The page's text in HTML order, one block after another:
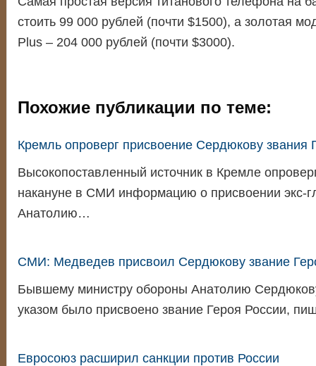
стоить 99 000 рублей (почти $1500), а золотая
Plus – 204 000 рублей (почти $3000).
Похожие публикации по теме:
Кремль опроверг присвоение Сердюкову звания
Высокопоставленный источник в Кремле
накануне в СМИ информацию о присвоении экс-
Анатолию…
СМИ: Медведев присвоил Сердюкову звание
Бывшему министру обороны Анатолию
указом было присвоено звание Героя России,
Евросоюз расширил санкции против России